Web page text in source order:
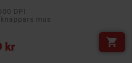
DPI
mus
kr 